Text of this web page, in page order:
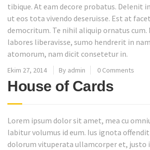
tibique. At eam decore probatus. Delenit
ut eos tota vivendo deseruisse. Est at
democritum. Te nihil aliquip ornatus cum.
labores liberavisse, sumo hendrerit in
atomorum, nam dicit consetetur in.
Ekim 27, 2014 By admin 0 Comments
House of Cards
Lorem ipsum dolor sit amet, mea cu
labitur volumus id eum. Ius ignota
dolorum vituperata ullamcorper et, justo